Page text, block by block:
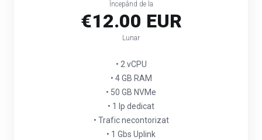
Începând de la
€12.00 EUR
Lunar
• 2 vCPU
• 4 GB RAM
• 50 GB NVMe
• 1 Ip dedicat
• Trafic necontorizat
• 1 Gbs Uplink